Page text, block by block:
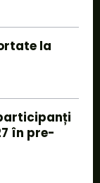
la
în pre-